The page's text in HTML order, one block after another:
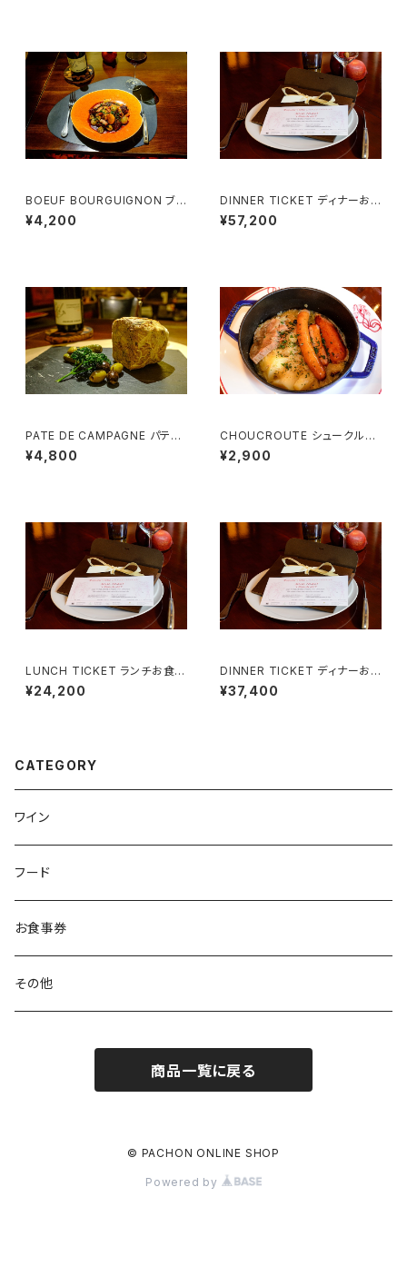
BOEUF BOURGUIGNON ブル
ゴーニュ風牛肉の煮込み （1名
様用）
¥4,200
DINNER TICKET ディナーお
食事券 （２名様用）Menu Emot
ion
¥57,200
PATE DE CAMPAGNE パテ・
ド・カンパーニュ (3~4様用）
¥4,800
CHOUCROUTE シュークルー
ト （1名様用）
¥2,900
LUNCH TICKET ランチお食事
券 （２名様用）Menu Gourman
d
¥24,200
DINNER TICKET ディナーお
食事券 （２名様用）Menu Sign
ature
¥37,400
CATEGORY
ワイン
フード
お食事券
その他
商品一覧に戻る
© PACHON ONLINE SHOP
Powered by